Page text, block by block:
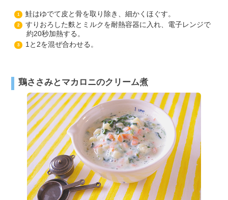
1 鮭はゆでて皮と骨を取り除き、細かくほぐす。
2
すりおろした麩とミルクを耐熱容器に入れ、電子レンジで
約20秒加熱する。
3 1と2を混ぜ合わせる。
鶏ささみとマカロニのクリーム煮